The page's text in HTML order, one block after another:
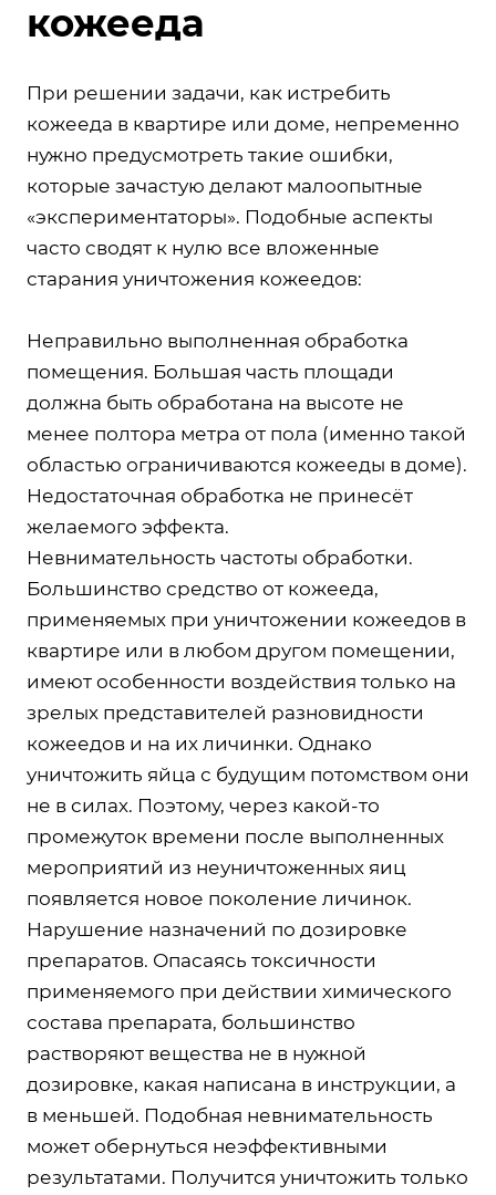
кожееда
При решении задачи, как истребить
кожееда в квартире или доме, непременно
нужно предусмотреть такие ошибки,
которые зачастую делают малоопытные
«экспериментаторы». Подобные аспекты
часто сводят к нулю все вложенные
старания уничтожения кожеедов:
Неправильно выполненная обработка
помещения. Большая часть площади
должна быть обработана на высоте не
менее полтора метра от пола (именно такой
областью ограничиваются кожееды в доме).
Недостаточная обработка не принесёт
желаемого эффекта.
Невнимательность частоты обработки.
Большинство средство от кожееда,
применяемых при уничтожении кожеедов в
квартире или в любом другом помещении,
имеют особенности воздействия только на
зрелых представителей разновидности
кожеедов и на их личинки. Однако
уничтожить яйца с будущим потомством они
не в силах. Поэтому, через какой-то
промежуток времени после выполненных
мероприятий из неуничтоженных яиц
появляется новое поколение личинок.
Нарушение назначений по дозировке
препаратов. Опасаясь токсичности
применяемого при действии химического
состава препарата, большинство
растворяют вещества не в нужной
дозировке, какая написана в инструкции, а
в меньшей. Подобная невнимательность
может обернуться неэффективными
результатами. Получится уничтожить только